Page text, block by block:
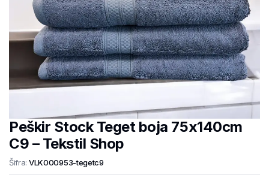
Peškir Stock Teget boja 75x140cm
C9 – Tekstil Shop
Šifra: VLK000953-tegetc9